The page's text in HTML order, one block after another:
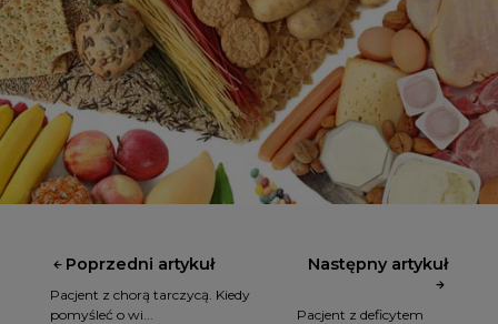
Poprzedni artykuł
Pacjent z chorą tarczycą. Kiedy
pomyśleć o wi...
Następny artykuł
Pacjent z deficytem